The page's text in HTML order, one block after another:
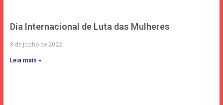
Dia Internacional de Luta das Mulheres
8 de junho de 2022
Leia mais »